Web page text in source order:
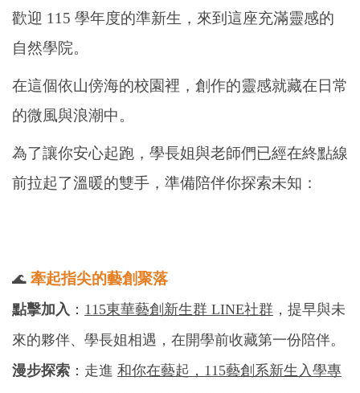
歡迎 115 學年度的準新生，來到這座充滿靈感的
自然學院。
在這個依山傍海的校園裡，創作的靈感就藏在日常
的微風與浪潮中。
為了讓你安心起跑，學長姐與老師們已經在終點線
前拉起了溫暖的雙手，準備陪伴你探索未知：
🌊 牽起指尖的藝創聚落
點擊加入 ： 115東華藝創新生群 LINE社群 ，提早與未
來的夥伴、學長姐相遇，在開學前收藏第一份陪伴。
漫步探索 ：走進 和你在藝起，115藝創系新生入學專